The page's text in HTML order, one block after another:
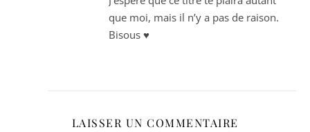
que moi, mais il n’y a pas de raison.
Bisous ♥
LAISSER UN COMMENTAIRE